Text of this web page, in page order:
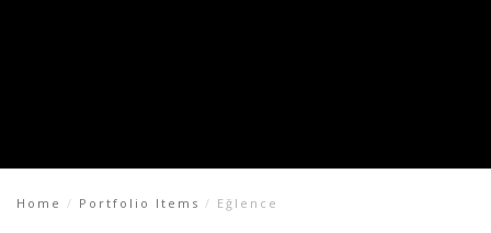
Home Portfolio Items Eğlence